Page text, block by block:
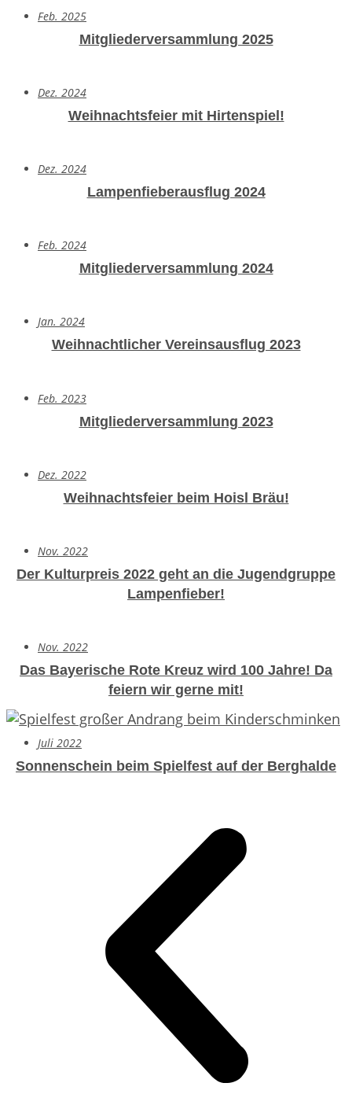
Feb. 2025
Mitgliederversammlung 2025
Dez. 2024
Weihnachtsfeier mit Hirtenspiel!
Dez. 2024
Lampenfieberausflug 2024
Feb. 2024
Mitgliederversammlung 2024
Jan. 2024
Weihnachtlicher Vereinsausflug 2023
Feb. 2023
Mitgliederversammlung 2023
Dez. 2022
Weihnachtsfeier beim Hoisl Bräu!
Nov. 2022
Der Kulturpreis 2022 geht an die Jugendgruppe
Lampenfieber!
Nov. 2022
Das Bayerische Rote Kreuz wird 100 Jahre! Da
feiern wir gerne mit!
Juli 2022
Sonnenschein beim Spielfest auf der Berghalde